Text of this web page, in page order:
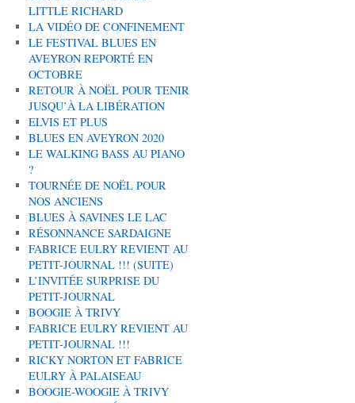
LITTLE RICHARD
LA VIDÉO DE CONFINEMENT
LE FESTIVAL BLUES EN
AVEYRON REPORTÉ EN
OCTOBRE
RETOUR À NOËL POUR TENIR
JUSQU’À LA LIBÉRATION
ELVIS ET PLUS
BLUES EN AVEYRON 2020
LE WALKING BASS AU PIANO
?
TOURNÉE DE NOËL POUR
NOS ANCIENS
BLUES À SAVINES LE LAC
RÉSONNANCE SARDAIGNE
FABRICE EULRY REVIENT AU
PETIT-JOURNAL !!! (SUITE)
L’INVITÉE SURPRISE DU
PETIT-JOURNAL
BOOGIE À TRIVY
FABRICE EULRY REVIENT AU
PETIT-JOURNAL !!!
RICKY NORTON ET FABRICE
EULRY À PALAISEAU
BOOGIE-WOOGIE À TRIVY